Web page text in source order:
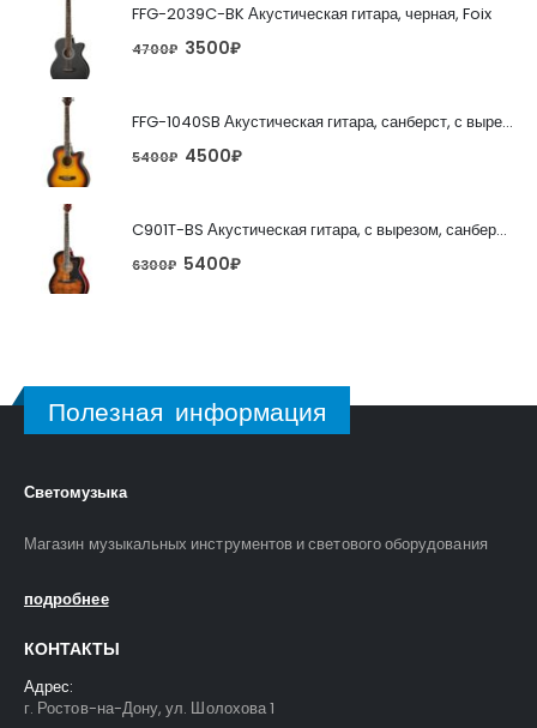
FFG-2039C-BK Акустическая гитара, черная, Foix
4700₽ 3500₽
FFG-1040SB Акустическая гитара, санберст, с вырезом, Foix
5400₽ 4500₽
C901T-BS Акустическая гитара, с вырезом, санберст, Caraya
6300₽ 5400₽
Полезная информация
Светомузыка
Магазин музыкальных инструментов и светового оборудования
подробнее
КОНТАКТЫ
Адрес:
г. Ростов-на-Дону, ул. Шолохова 1